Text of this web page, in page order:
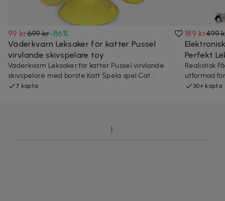
99 kr699 kr-86%
Väderkvarn Leksaker för katter Pussel
virvlande skivspelare toy
Väderkvarn Leksaker för katter Pussel virvlande
skivspelare med borste Katt Spela spel Cat...
7 köpta
189 kr499
Perfekt
Realistisk
utformad
30+ köpta